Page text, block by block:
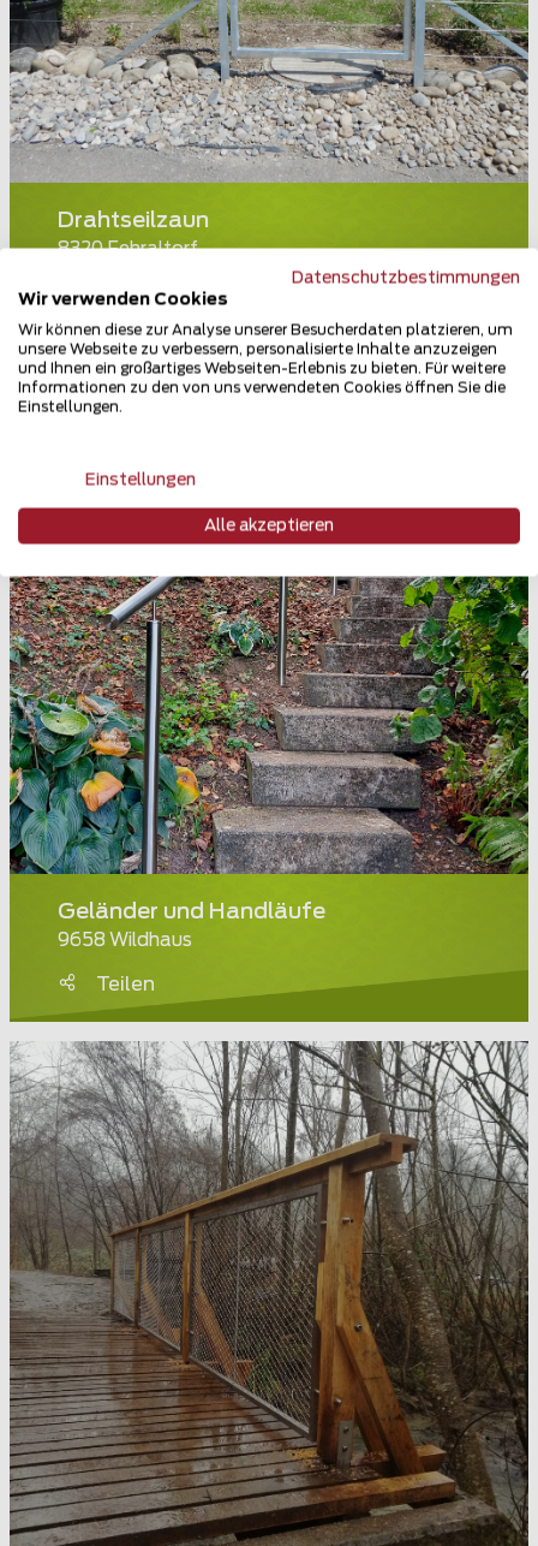
Drahtseilzaun
8320 Fehraltorf
Geländer und Handläufe
9658 Wildhaus
Teilen
Datenschutzbestimmungen
Wir verwenden Cookies
Wir können diese zur Analyse unserer Besucherdaten platzieren, um
unsere Webseite zu verbessern, personalisierte Inhalte anzuzeigen
und Ihnen ein großartiges Webseiten-Erlebnis zu bieten. Für weitere
Informationen zu den von uns verwendeten Cookies öffnen Sie die
Einstellungen.
Einstellungen
Alle akzeptieren